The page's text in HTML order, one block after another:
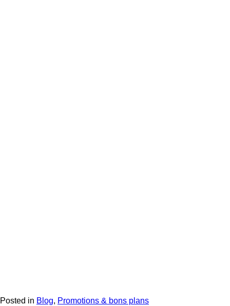
Posted in Blog, Promotions & bons plans